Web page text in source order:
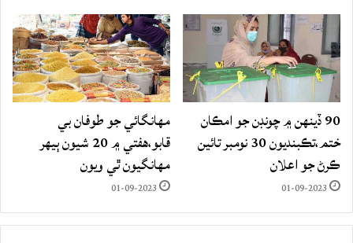
90 ڏينهن ۾ چونڊن جو امڪان
ختم،تڪبنديون 30 نومبر تائين
ڪرڻ جو اعلان
01-09-2023
مهانگائي جو طوفان بي
قابو،هفتي ۾ 20 شيون ٻيهر
مهانگيون ٿي ويون
01-09-2023